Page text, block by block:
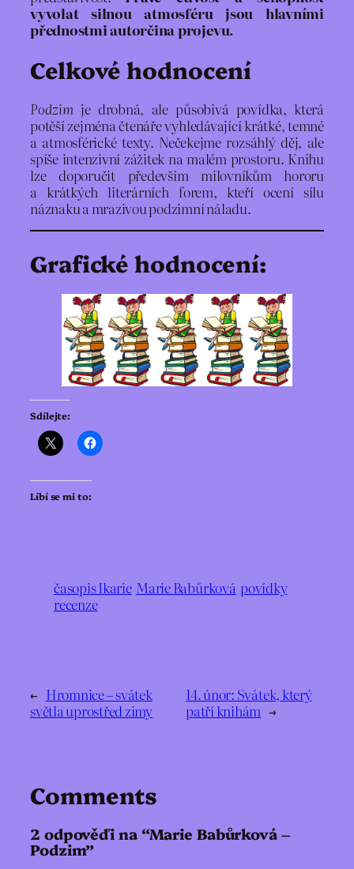
vyvolat silnou atmosféru jsou hlavními
přednostmi autorčina projevu.
Celkové hodnocení
Podzimje drobná, ale působivá povídka, která
potěší zejména čtenáře vyhledávající krátké, temné
a atmosférické texty. Nečekejme rozsáhlý děj, ale
spíše intenzivní zážitek na malém prostoru. Knihu
lze doporučit především milovníkům hororu
a krátkých literárních forem, kteří ocení sílu
náznaku a mrazivou podzimní náladu.
Grafické hodnocení:
Sdílejte:
Líbí se mi to:
časopis Ikarie Marie Babůrková povídky
recenze
← Hromnice – svátek
světla uprostřed zimy
14. únor: Svátek, který
patří knihám →
Comments
2 odpověďi na “Marie Babůrková –
Podzim”